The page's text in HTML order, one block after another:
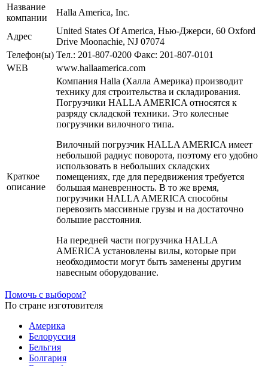
Название
компании
Halla America, Inc.
Адрес
United States Of America, Нью-Джерси, 60 Oxford
Drive Moonachie, NJ 07074
Телефон(ы) Тел.: 201-807-0200 Факс: 201-807-0101
WEB
www.hallaamerica.com
Краткое
описание
Компания Halla (Халла Америка) производит
технику для строительства и складирования.
Погрузчики HALLA AMERICA относятся к
разряду складской техники. Это колесные
погрузчики вилочного типа.
Вилочный погрузчик HALLA AMERICA имеет
небольшой радиус поворота, поэтому его удобно
использовать в небольших складских
помещениях, где для передвижения требуется
большая маневренность. В то же время,
погрузчики HALLA AMERICA способны
перевозить массивные грузы и на достаточно
большие расстояния.
На передней части погрузчика HALLA
AMERICA установлены вилы, которые при
необходимости могут быть заменены другим
навесным оборудование.
Помочь с выбором?
По стране изготовителя
Америка
Белоруссия
Бельгия
Болгария